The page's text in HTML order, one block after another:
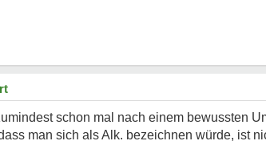
schon mal nach einem bewussten
man sich als Alk. bezeichnen würde, ist